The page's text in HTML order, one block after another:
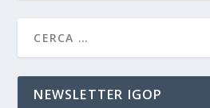
NEWSLETTER IGOP